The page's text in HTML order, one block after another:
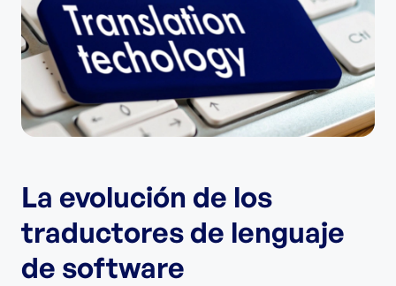
La evolución de los
traductores de lenguaje
de software